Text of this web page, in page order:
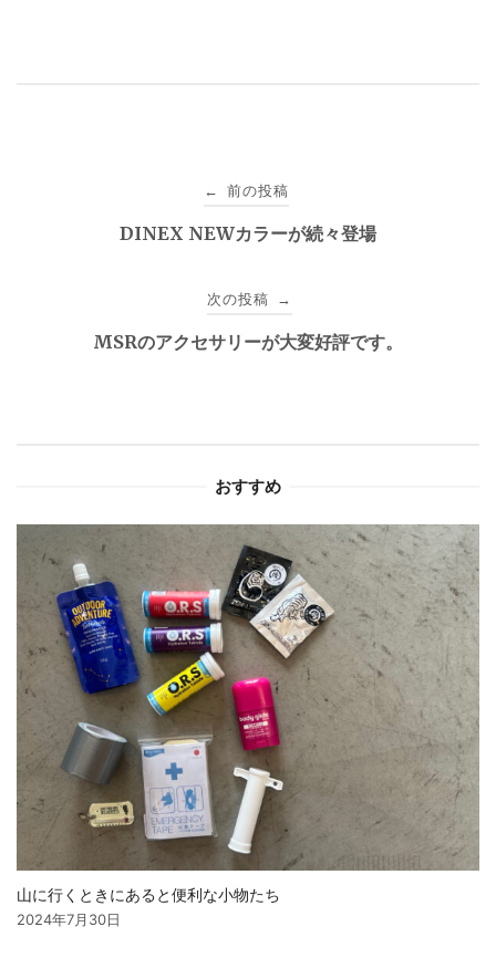
← 前の投稿
DINEX NEWカラーが続々登場
次の投稿 →
MSRのアクセサリーが大変好評です。
おすすめ
山に行くときにあると便利な小物たち
2024年7月30日